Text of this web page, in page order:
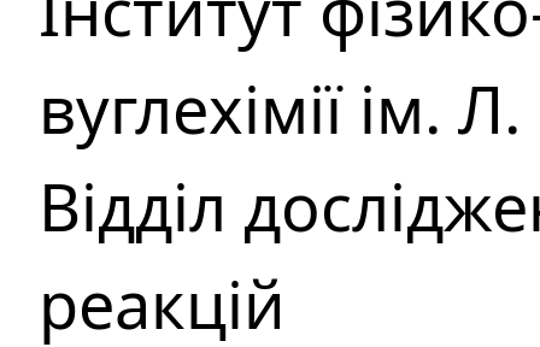
вуглехімії ім.
Відділ
реакцій